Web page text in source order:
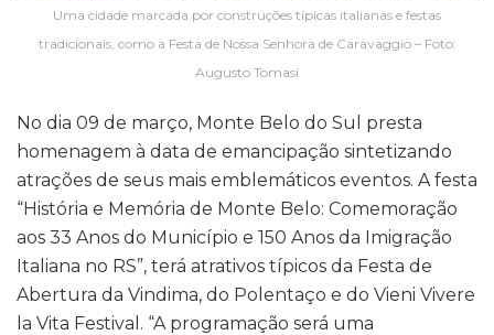
Uma cidade marcada por construções típicas italianas e festas
tradicionais, como a Festa de Nossa Senhora de Caravaggio – Foto:
Augusto Tomasi
No dia 09 de março, Monte Belo do Sul presta
homenagem à data de emancipação sintetizando
atrações de seus mais emblemáticos eventos. A festa
“História e Memória de Monte Belo: Comemoração
aos 33 Anos do Município e 150 Anos da Imigração
Italiana no RS”, terá atrativos típicos da Festa de
Abertura da Vindima, do Polentaço e do Vieni Vivere
la Vita Festival. “A programação será uma